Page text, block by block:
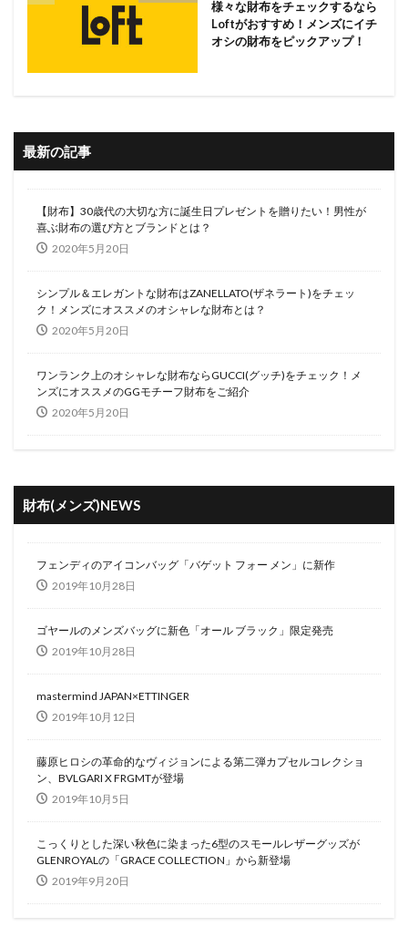
様々な財布をチェックするなら
Loftがおすすめ！メンズにイチ
オシの財布をピックアップ！
最新の記事
【財布】30歳代の大切な方に誕生日プレゼントを贈りたい！男性が
喜ぶ財布の選び方とブランドとは？
2020年5月20日
シンプル＆エレガントな財布はZANELLATO(ザネラート)をチェッ
ク！メンズにオススメのオシャレな財布とは？
2020年5月20日
ワンランク上のオシャレな財布ならGUCCI(グッチ)をチェック！メ
ンズにオススメのGGモチーフ財布をご紹介
2020年5月20日
財布(メンズ)NEWS
フェンディのアイコンバッグ「バゲット フォー メン」に新作
2019年10月28日
ゴヤールのメンズバッグに新色「オール ブラック」限定発売
2019年10月28日
mastermind JAPAN×ETTINGER
2019年10月12日
藤原ヒロシの革命的なヴィジョンによる第二弾カプセルコレクショ
ン、BVLGARI X FRGMTが登場
2019年10月5日
こっくりとした深い秋色に染まった6型のスモールレザーグッズが
GLENROYALの「GRACE COLLECTION」から新登場
2019年9月20日